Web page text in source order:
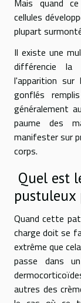
cellules
plupart
Il existe une
différencie
l'apparition
gonflés
généralement
paume des
manifester sur
corps.
Quel est
pustuleux
Quand cette
charge doit se
extrême que
passe dans
autres des